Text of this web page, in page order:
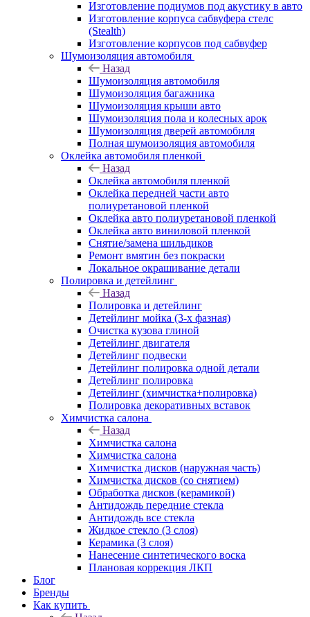
Изготовление подиумов под акустику в авто
Изготовление корпуса сабвуфера стелс
(Stealth)
Изготовление корпусов под сабвуфер
Шумоизоляция автомобиля
Назад
Шумоизоляция автомобиля
Шумоизоляция багажника
Шумоизоляция крыши авто
Шумоизоляция пола и колесных арок
Шумоизоляция дверей автомобиля
Полная шумоизоляция автомобиля
Оклейка автомобиля пленкой
Назад
Оклейка автомобиля пленкой
Оклейка передней части авто
полиуретановой пленкой
Оклейка авто полиуретановой пленкой
Оклейка авто виниловой пленкой
Снятие/замена шильдиков
Ремонт вмятин без покраски
Локальное окрашивание детали
Полировка и детейлинг
Назад
Полировка и детейлинг
Детейлинг мойка (3-х фазная)
Очистка кузова глиной
Детейлинг двигателя
Детейлинг подвески
Детейлинг полировка одной детали
Детейлинг полировка
Детейлинг (химчистка+полировка)
Полировка декоративных вставок
Химчистка салона
Назад
Химчистка салона
Химчистка салона
Химчистка дисков (наружная часть)
Химчистка дисков (со снятием)
Обработка дисков (керамикой)
Антидождь передние стекла
Антидождь все стекла
Жидкое стекло (3 слоя)
Керамика (3 слоя)
Нанесение синтетического воска
Плановая коррекция ЛКП
Блог
Бренды
Как купить